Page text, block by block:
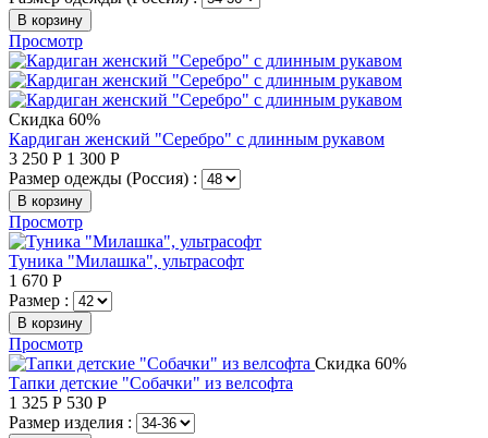
В корзину
Просмотр
Скидка 60%
Кардиган женский "Серебро" с длинным рукавом
3 250 Р 1 300 Р
Размер одежды (Россия) :
В корзину
Просмотр
Туника "Милашка", ультрасофт
1 670 Р
Размер :
В корзину
Просмотр
Скидка 60%
Тапки детские "Собачки" из велсофта
1 325 Р 530 Р
Размер изделия :